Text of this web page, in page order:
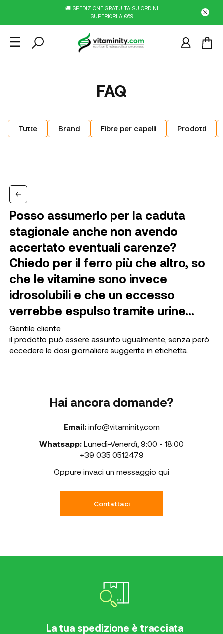
🚚 SPEDIZIONE GRATUITA SU ORDINI
SUPERIORI A €69
FAQ
Tutte Brand Fibre per capelli Prodotti
Posso assumerlo per la caduta
stagionale anche non avendo
accertato eventuali carenze?
Chiedo per il ferro più che altro, so
che le vitamine sono invece
idrosolubili e che un eccesso
verrebbe espulso tramite urine...
Gentile cliente
il prodotto può essere assunto ugualmente, senza però
eccedere le dosi giornaliere suggerite in etichetta.
Hai ancora domande?
Email: info@vitaminity.com
Whatsapp: Lunedì-Venerdì 9:00 - 18:00
+39 035 0512479
Oppure invaci un messaggio qui
Contattaci
La tua spedizione è tracciata